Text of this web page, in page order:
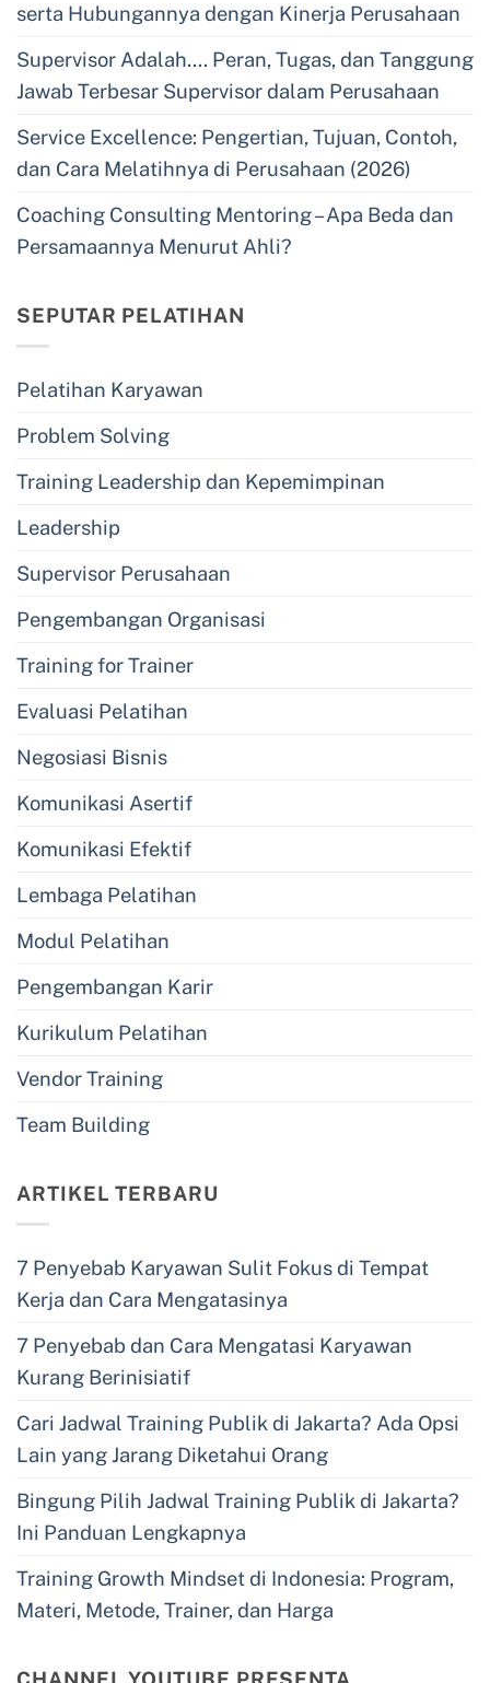
serta Hubungannya dengan Kinerja Perusahaan
Supervisor Adalah…. Peran, Tugas, dan Tanggung
Jawab Terbesar Supervisor dalam Perusahaan
Service Excellence: Pengertian, Tujuan, Contoh,
dan Cara Melatihnya di Perusahaan (2026)
Coaching Consulting Mentoring – Apa Beda dan
Persamaannya Menurut Ahli?
SEPUTAR PELATIHAN
Pelatihan Karyawan
Problem Solving
Training Leadership dan Kepemimpinan
Leadership
Supervisor Perusahaan
Pengembangan Organisasi
Training for Trainer
Evaluasi Pelatihan
Negosiasi Bisnis
Komunikasi Asertif
Komunikasi Efektif
Lembaga Pelatihan
Modul Pelatihan
Pengembangan Karir
Kurikulum Pelatihan
Vendor Training
Team Building
ARTIKEL TERBARU
7 Penyebab Karyawan Sulit Fokus di Tempat
Kerja dan Cara Mengatasinya
7 Penyebab dan Cara Mengatasi Karyawan
Kurang Berinisiatif
Cari Jadwal Training Publik di Jakarta? Ada Opsi
Lain yang Jarang Diketahui Orang
Bingung Pilih Jadwal Training Publik di Jakarta?
Ini Panduan Lengkapnya
Training Growth Mindset di Indonesia: Program,
Materi, Metode, Trainer, dan Harga